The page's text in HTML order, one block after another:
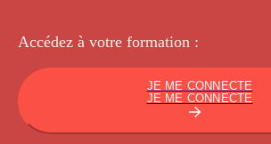
Accédez à votre formation :
JE ME CONNECTE
JE ME CONNECTE